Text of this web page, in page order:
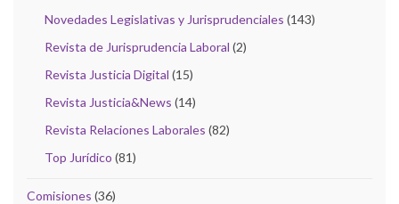
Novedades Legislativas y Jurisprudenciales (143)
Revista de Jurisprudencia Laboral (2)
Revista Justicia Digital (15)
Revista Justicia&News (14)
Revista Relaciones Laborales (82)
Top Jurídico (81)
Comisiones (36)